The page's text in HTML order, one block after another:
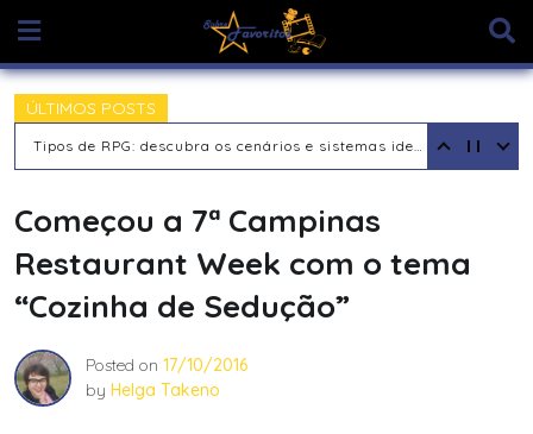
content
ÚLTIMOS POSTS
Tipos de Jogadores de RPG de Mesa: descubra seu arquétipo
Começou a ​7ª Campinas
Restaurant Week com o tema
“Cozinha de Sedução”
Posted on 17/10/2016
by Helga Takeno